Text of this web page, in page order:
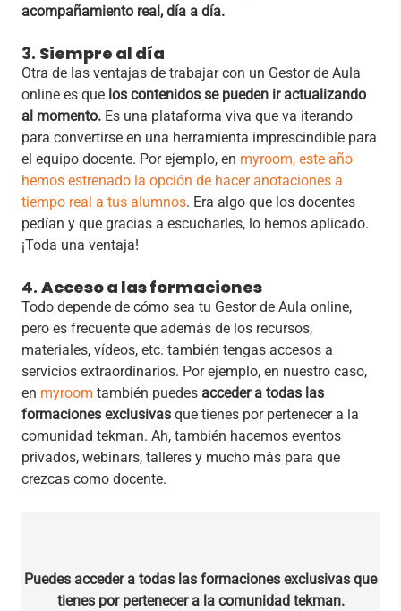
acompañamiento real, día a día.
3. Siempre al día
Otra de las ventajas de trabajar con un Gestor de Aula
online es que los contenidos se pueden ir actualizando
al momento. Es una plataforma viva que va iterando
para convertirse en una herramienta imprescindible para
el equipo docente. Por ejemplo, en myroom, este año
hemos estrenado la opción de hacer anotaciones a
tiempo real a tus alumnos. Era algo que los docentes
pedían y que gracias a escucharles, lo hemos aplicado.
¡Toda una ventaja!
4. Acceso a las formaciones
Todo depende de cómo sea tu Gestor de Aula online,
pero es frecuente que además de los recursos,
materiales, vídeos, etc. también tengas accesos a
servicios extraordinarios. Por ejemplo, en nuestro caso,
en myroom también puedes acceder a todas las
formaciones exclusivas que tienes por pertenecer a la
comunidad tekman. Ah, también hacemos eventos
privados, webinars, talleres y mucho más para que
crezcas como docente.
Puedes acceder a todas las formaciones exclusivas que
tienes por pertenecer a la comunidad tekman.